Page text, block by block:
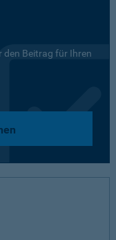
den Beitrag für Ihren